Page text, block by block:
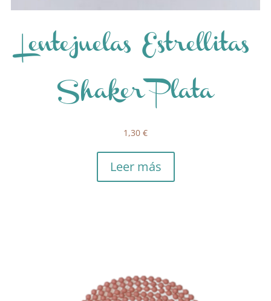
Lentejuelas Estrellitas
Shaker Plata
1,30 €
Leer más